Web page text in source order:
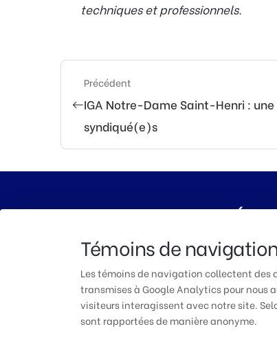
Témoins de
Les témoins de navigation collectent des
transmises à Google Analytics pour nous
visiteurs interagissent avec notre site.
sont rapportées de manière anonyme.
techniques et professionnels.
Précédent
IGA Notre-Dame Saint-Henri :
syndiqué(e)s
© 2026 TUAC Québec | Fièrement